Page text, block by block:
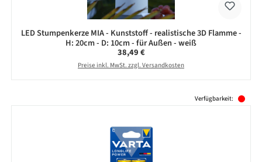
LED Stumpenkerze MIA - Kunststoff - realistische 3D Flamme -
H: 20cm - D: 10cm - für Außen - weiß
Regulärer Preis:
38,49 €
Preise inkl. MwSt. zzgl. Versandkosten
Verfügbarkeit: